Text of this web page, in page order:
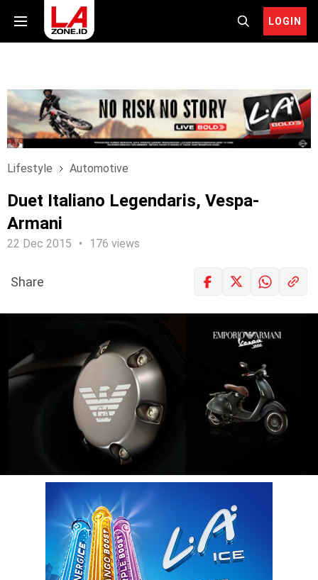
LOGIN
Lifestyle Automotive
Duet Italiano Legendaris, Vespa-
Armani
22 Dec 2015 176 views
Share